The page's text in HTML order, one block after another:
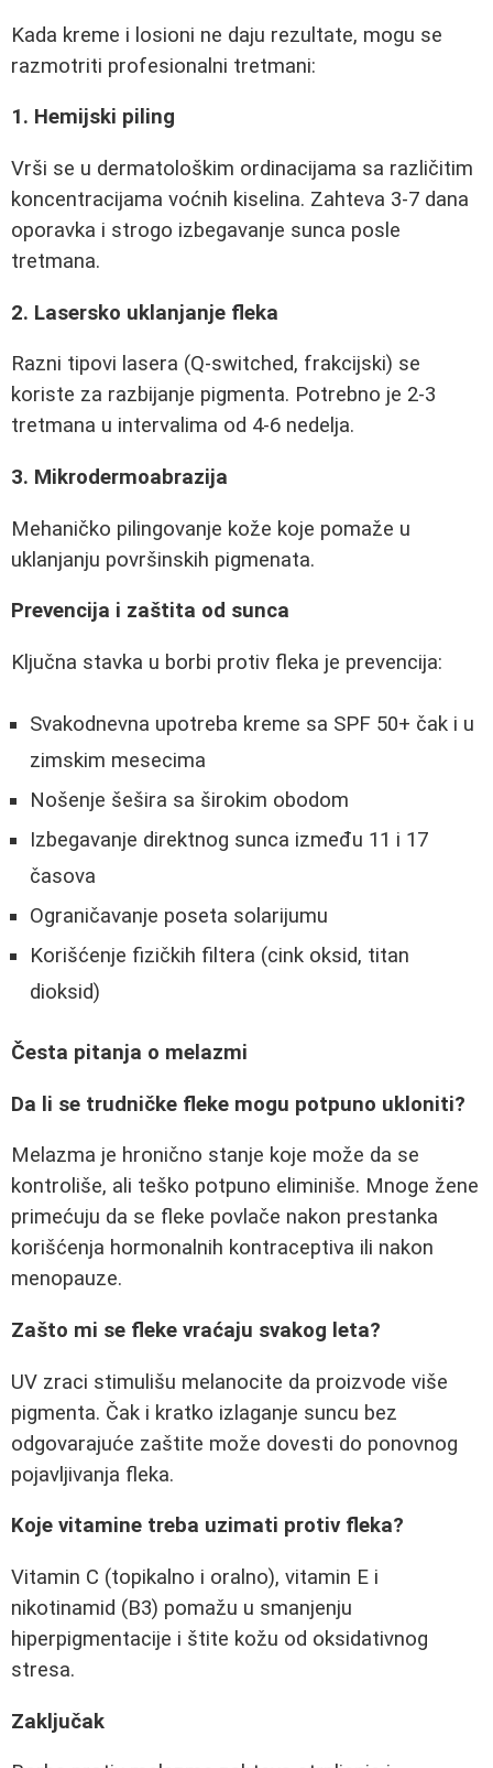
Kada kreme i losioni ne daju rezultate, mogu se
razmotriti profesionalni tretmani:
1. Hemijski piling
Vrši se u dermatološkim ordinacijama sa različitim
koncentracijama voćnih kiselina. Zahteva 3-7 dana
oporavka i strogo izbegavanje sunca posle
tretmana.
2. Lasersko uklanjanje fleka
Razni tipovi lasera (Q-switched, frakcijski) se
koriste za razbijanje pigmenta. Potrebno je 2-3
tretmana u intervalima od 4-6 nedelja.
3. Mikrodermoabrazija
Mehaničko pilingovanje kože koje pomaže u
uklanjanju površinskih pigmenata.
Prevencija i zaštita od sunca
Ključna stavka u borbi protiv fleka je prevencija:
Svakodnevna upotreba kreme sa SPF 50+ čak i u
zimskim mesecima
Nošenje šešira sa širokim obodom
Izbegavanje direktnog sunca između 11 i 17
časova
Ograničavanje poseta solarijumu
Korišćenje fizičkih filtera (cink oksid, titan
dioksid)
Česta pitanja o melazmi
Da li se trudničke fleke mogu potpuno ukloniti?
Melazma je hronično stanje koje može da se
kontroliše, ali teško potpuno eliminiše. Mnoge žene
primećuju da se fleke povlače nakon prestanka
korišćenja hormonalnih kontraceptiva ili nakon
menopauze.
Zašto mi se fleke vraćaju svakog leta?
UV zraci stimulišu melanocite da proizvode više
pigmenta. Čak i kratko izlaganje suncu bez
odgovarajuće zaštite može dovesti do ponovnog
pojavljivanja fleka.
Koje vitamine treba uzimati protiv fleka?
Vitamin C (topikalno i oralno), vitamin E i
nikotinamid (B3) pomažu u smanjenju
hiperpigmentacije i štite kožu od oksidativnog
stresa.
Zaključak